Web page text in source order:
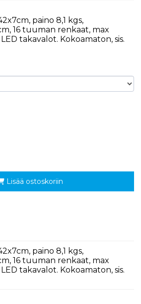
paino 8,1 kgs,
16 tuuman renkaat, max
takavalot. Kokoamaton, sis.
Lisää ostoskoriin
paino 8,1 kgs,
16 tuuman renkaat, max
takavalot. Kokoamaton, sis.